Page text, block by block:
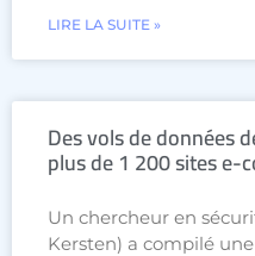
LIRE LA SUITE »
Des vols de données
plus de 1 200 sites e-
Un chercheur en
Kersten) a compilé